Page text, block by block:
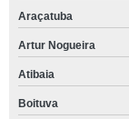
Araçatuba
Artur Nogueira
Atibaia
Boituva